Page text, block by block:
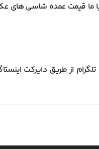
ما قیمت عمده شاسی های
از طریق دایرکت